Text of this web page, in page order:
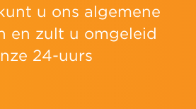
u ons algemene
en zult u omgeleid
24-uurs